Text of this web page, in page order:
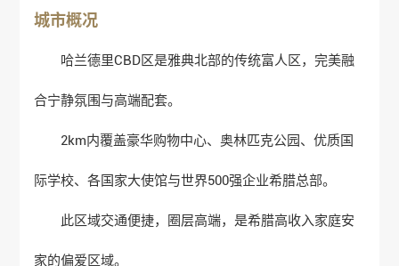
城市概况
哈兰德里CBD区是雅典北部的传统富人区，完美融
合宁静氛围与高端配套。
2km内覆盖豪华购物中心、奥林匹克公园、优质国
际学校、各国家大使馆与世界500强企业希腊总部。
此区域交通便捷，圈层高端，是希腊高收入家庭安
家的偏爱区域。